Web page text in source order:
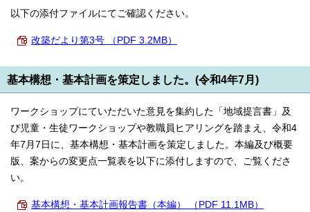
以下の添付ファイルにてご確認ください。
改築だより第3号 （PDF 3.2MB）
基本構想・基本計画を策定しました。(令和4年7月)
ワークショップにていただいた意見を集約した「地域提言書」及
び児童・生徒ワークショップや教職員ヒアリングを踏まえ、令和4
年7月7日に、基本構想・基本計画を策定しました。本編及び概要
版、案からの変更点一覧表を以下に添付しますので、ご覧くださ
い。
基本構想・基本計画報告書（本編） （PDF 11.1MB）